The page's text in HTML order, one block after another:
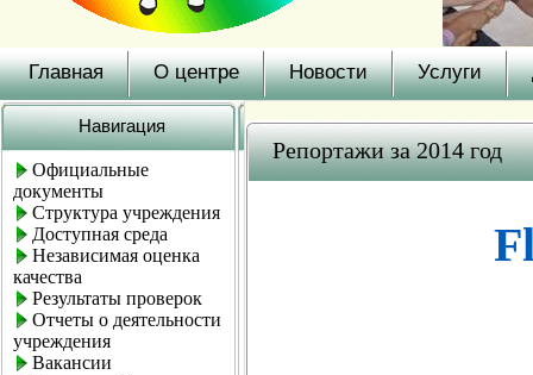
Главная О центре Новости Услуги
Навигация
Официальные
документы
Структура учреждения
Доступная среда
Независимая оценка
качества
Результаты проверок
Отчеты о деятельности
учреждения
Вакансии
Репортажи за 2014 год